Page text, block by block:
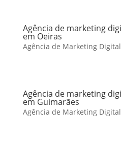
Agência de marketing
em Oeiras
Agência de Marketing
Agência de marketing
em Guimarães
Agência de Marketing